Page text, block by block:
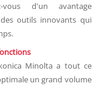
d'un avantage
outils innovants qui
Minolta a tout ce
un grand volume